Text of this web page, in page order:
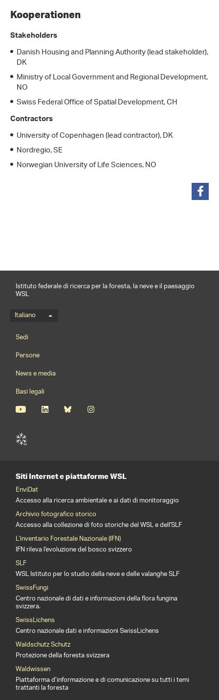
Kooperationen
Stakeholders
Danish Housing and Planning Authority (lead stakeholder),
DK
Ministry of Local Government and Regional Development,
NO
Swiss Federal Office of Spatial Development, CH
Contractors
University of Copenhagen (lead contractor), DK
Nordregio, SE
Norwegian University of Life Sciences, NO
Istituto federale di ricerca per la foresta, la neve e il paesaggio
WSL
Menu della lingua
Italiano
Footernavigation
Sedi
Persone
News e media
Basi legali
Siti Internet e piattaforme WSL
EnviDat
Accesso alla ricerca ambientale e ai dati di monitoraggio
Archivio fotografico storico
Accesso alla collezione di foto storiche del WSL e dell'SLF
L'inventario Forestale Nazionale (IFN)
IFN rileva l'evoluzione del bosco svizzero
SLF
WSL Istituto per lo studio della neve e delle valanghe SLF
SwissFungi
Centro nazionale di dati e informazioni della flora fungina
svizzera.
SwissLichens
Centro nazionale dati e informazioni SwissLichens
Waldschutz Schutz
Protezione della foresta svizzera
Waldwissen
Piattaforma d’informazione e di comunicazione su tutti i temi
trattanti la foresta